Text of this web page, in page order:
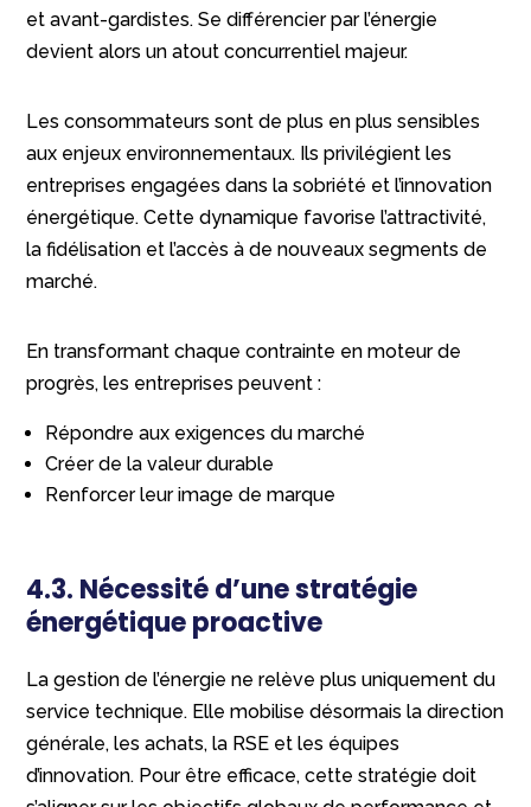
et avant-gardistes. Se différencier par l’énergie
devient alors un atout concurrentiel majeur.
Les consommateurs sont de plus en plus sensibles
aux enjeux environnementaux. Ils privilégient les
entreprises engagées dans la sobriété et l’innovation
énergétique. Cette dynamique favorise l’attractivité,
la fidélisation et l’accès à de nouveaux segments de
marché.
En transformant chaque contrainte en moteur de
progrès, les entreprises peuvent :
Répondre aux exigences du marché
Créer de la valeur durable
Renforcer leur image de marque
4.3. Nécessité d’une stratégie
énergétique proactive
La gestion de l’énergie ne relève plus uniquement du
service technique. Elle mobilise désormais la direction
générale, les achats, la RSE et les équipes
d’innovation. Pour être efficace, cette stratégie doit